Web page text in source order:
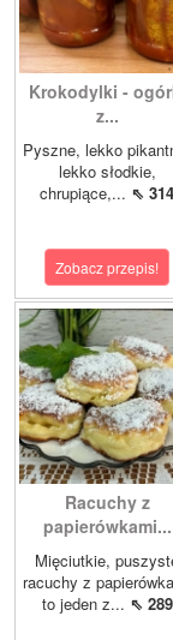
Krokodylki -
z...
Pyszne, lekko
lekko słodkie,
chrupiące,... ⇖ 314
Zobacz przepis!
Racuchy z
papierówkami...
Mięciutkie,
racuchy z
to jeden z... ⇖ 289